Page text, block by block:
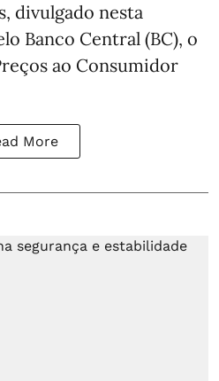
divulgado nesta
Banco Central (BC), o
ao Consumidor
More